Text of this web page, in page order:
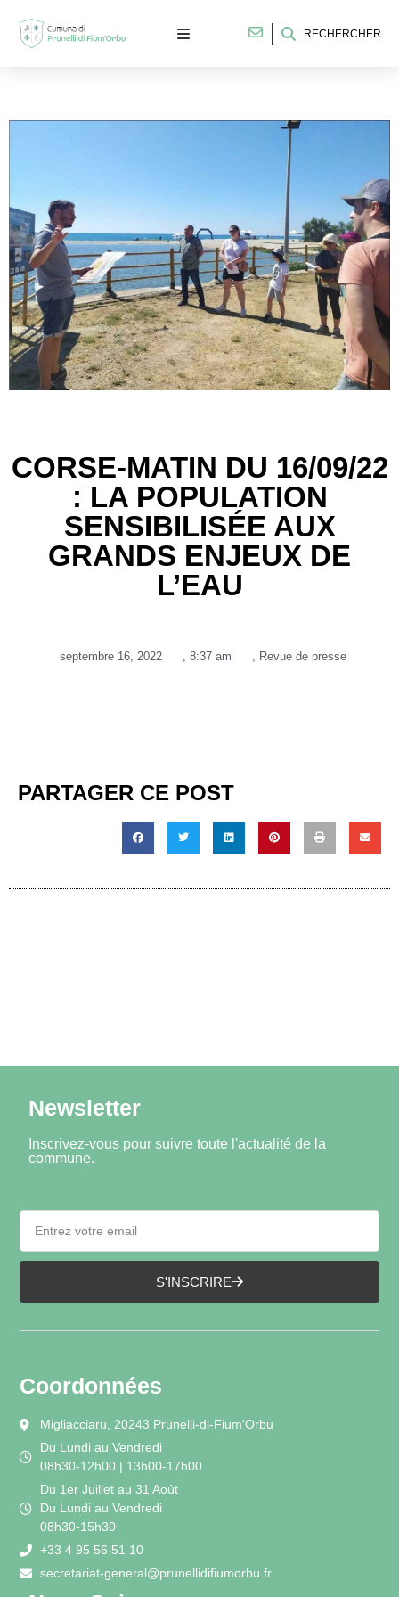
RECHERCHER
CORSE-MATIN DU 16/09/22
: LA POPULATION
SENSIBILISÉE AUX
GRANDS ENJEUX DE
L’EAU
septembre 16, 2022 , 8:37 am , Revue de presse
PARTAGER CE POST
Newsletter
Inscrivez-vous pour suivre toute l'actualité de la
commune.
S'INSCRIRE
Coordonnées
Migliacciaru, 20243 Prunelli-di-Fium'Orbu
Du Lundi au Vendredi
08h30-12h00 | 13h00-17h00
Du 1er Juillet au 31 Août
Du Lundi au Vendredi
08h30-15h30
+33 4 95 56 51 10
secretariat-general@prunellidifiumorbu.fr